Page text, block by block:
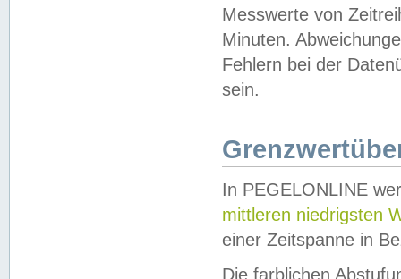
Messwerte von
Minuten.
Fehlern bei der
sein.
In PEGELONLINE
mittleren niedrigsten
einer Zeitspanne in
Die farblichen